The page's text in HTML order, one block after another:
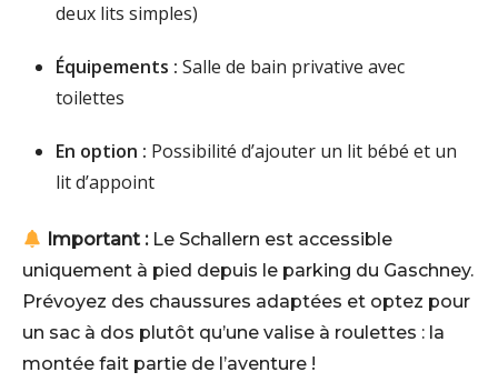
deux lits simples)
Équipements : Salle de bain privative avec
toilettes
En option : Possibilité d’ajouter un lit bébé et un
lit d’appoint
Important :Le Schallern est accessible
uniquement à pied depuis le parking du Gaschney.
Prévoyez des chaussures adaptées et optez pour
un sac à dos plutôt qu’une valise à roulettes : la
montée fait partie de l’aventure !